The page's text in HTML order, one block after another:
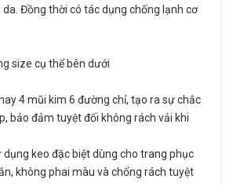
Đồng thời có tác dụng chống lạnh cơ
cụ thể bên dưới
4 mũi kim 6 đường chỉ, tạo ra sự chắc
bảo đảm tuyệt đối không rách vải khi
dụng keo đặc biệt dùng cho trang phục
không phai màu và chống rách tuyệt